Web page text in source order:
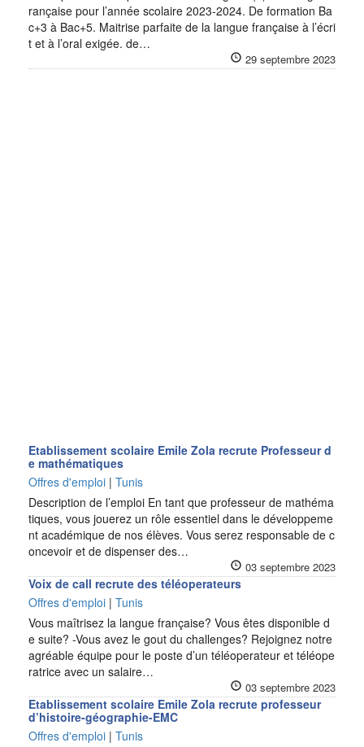
rançaise pour l’année scolaire 2023-2024. De formation Ba
c+3 à Bac+5. Maitrise parfaite de la langue française à l’écri
t et à l’oral exigée. de…
29 septembre 2023
Etablissement scolaire Emile Zola recrute Professeur d
e mathématiques
Offres d'emploi | Tunis
Description de l’emploi En tant que professeur de mathéma
tiques, vous jouerez un rôle essentiel dans le développeme
nt académique de nos élèves. Vous serez responsable de c
oncevoir et de dispenser des…
03 septembre 2023
Voix de call recrute des téléoperateurs
Offres d'emploi | Tunis
Vous maîtrisez la langue française? Vous êtes disponible d
e suite? -Vous avez le gout du challenges? Rejoignez notre
agréable équipe pour le poste d’un téléoperateur et téléope
ratrice avec un salaire…
03 septembre 2023
Etablissement scolaire Emile Zola recrute professeur
d’histoire-géographie-EMC
Offres d'emploi | Tunis